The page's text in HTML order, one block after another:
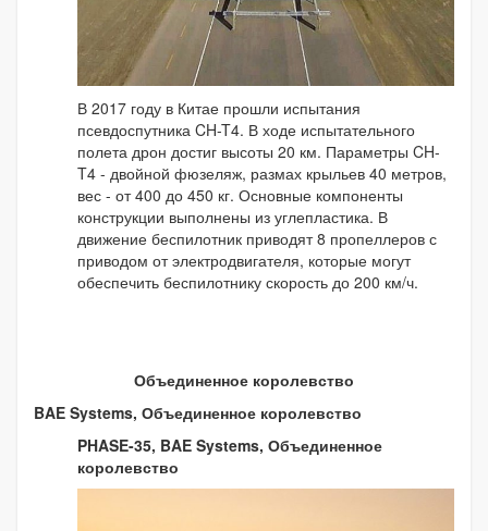
В 2017 году в Китае прошли испытания
псевдоспутника CH-T4. В ходе испытательного
полета дрон достиг высоты 20 км. Параметры CH-
T4 - двойной фюзеляж, размах крыльев 40 метров,
вес - от 400 до 450 кг. Основные компоненты
конструкции выполнены из углепластика. В
движение беспилотник приводят 8 пропеллеров с
приводом от электродвигателя, которые могут
обеспечить беспилотнику скорость до 200 км/ч.
Объединенное королевство
BAE Systems, Объединенное королевство
PHASE-35, BAE Systems, Объединенное
королевство